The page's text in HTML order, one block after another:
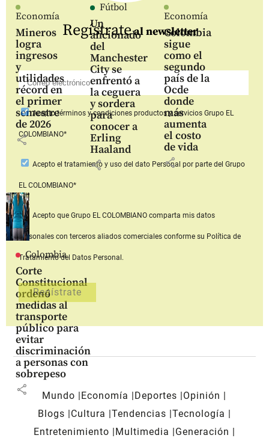
Economía
Mineros
logra
ingresos
y
utilidades
récord en
el primer
semestre
de 2026
share
Fútbol
Un
aficionado
del
Manchester
City se
enfrentó a
la ceguera
y sordera
para
conocer a
Erling
Haaland
share
Economía
Colombia
sigue
como el
segundo
país de la
Ocde
donde
más
aumenta
el costo
de vida
share
Colombia
Corte
Constitucional
ordenó
medidas al
transporte
público para
evitar
discriminación
a personas con
sobrepeso
share
Regístrateal newsletter
Aceptotérminos y condiciones productos y serviciosGrupo EL
COLOMBIANO*
Acepto el tratamiento y uso del dato Personal por parte del Grupo
EL COLOMBIANO*
Acepto que Grupo EL COLOMBIANOcomparta mis datos
personales con terceros aliados comerciales conforme su Política de
Tratamiento del Datos Personal.
Mundo Economía Deportes
Opinión
Blogs
Cultura Tendencias Tecnología
Entretenimiento
Multimedia
Generación